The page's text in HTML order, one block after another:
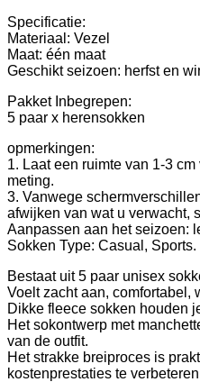
Specificatie:
Materiaal: Vezel
Maat: één maat
Geschikt seizoen: herfst en
Pakket Inbegrepen:
5 paar x herensokken
opmerkingen:
1. Laat een ruimte van 1-3
meting.
3. Vanwege
afwijken van wat u verwacht,
Aanpassen aan het seizoen:
Sokken Type: Casual, Sports.
Bestaat uit 5 paar unisex
Voelt zacht aan, comfortabel,
Dikke fleece sokken houden
Het sokontwerp met
van de outfit.
Het strakke breiproces is
kostenprestaties te